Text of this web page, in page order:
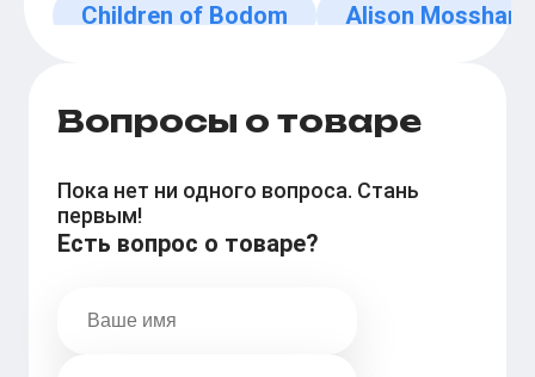
Children of Bodom Alison Mosshart
Вопросы о товаре
Пока нет ни одного вопроса. Стань
первым!
Есть вопрос о товаре?